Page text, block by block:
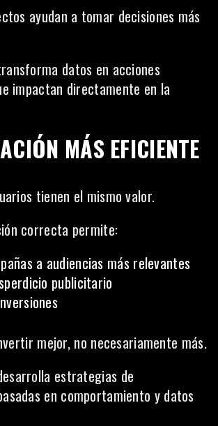
ayudan a tomar decisiones más
datos en acciones
impactan directamente en la
MÁS EFICIENTE
tienen el mismo valor.
correcta permite:
a audiencias más relevantes
publicitario
mejor, no necesariamente más.
estrategias de
en comportamiento y datos